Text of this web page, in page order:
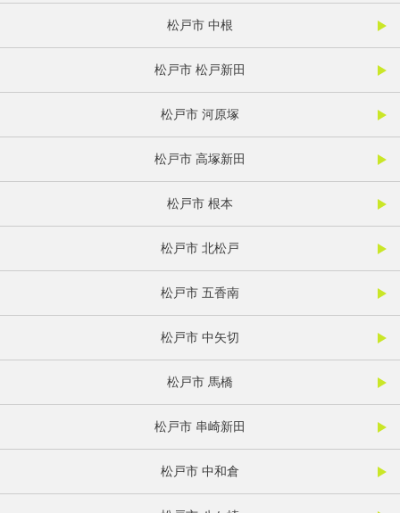
松戸市 中根
松戸市 松戸新田
松戸市 河原塚
松戸市 高塚新田
松戸市 根本
松戸市 北松戸
松戸市 五香南
松戸市 中矢切
松戸市 馬橋
松戸市 串崎新田
松戸市 中和倉